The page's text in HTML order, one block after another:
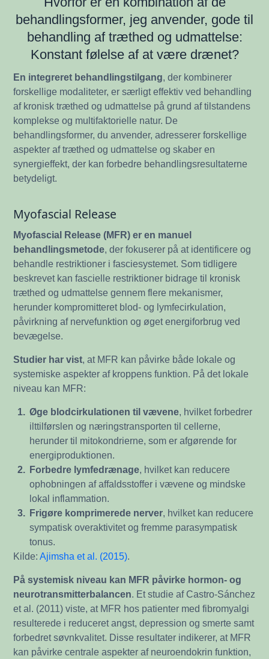
behandlingsformer, jeg anvender, gode til
behandling af træthed og udmattelse:
Konstant følelse af at være drænet?
En integreret behandlingstilgang, der kombinerer
forskellige modaliteter, er særligt effektiv ved behandling
af kronisk træthed og udmattelse på grund af tilstandens
komplekse og multifaktorielle natur. De
behandlingsformer, du anvender, adresserer forskellige
aspekter af træthed og udmattelse og skaber en
synergieffekt, der kan forbedre behandlingsresultaterne
betydeligt.
Myofascial Release
Myofascial Release (MFR) er en manuel
behandlingsmetode, der fokuserer på at identificere og
behandle restriktioner i fasciesystemet. Som tidligere
beskrevet kan fascielle restriktioner bidrage til kronisk
træthed og udmattelse gennem flere mekanismer,
herunder kompromitteret blod- og lymfecirkulation,
påvirkning af nervefunktion og øget energiforbrug ved
bevægelse.
Studier har vist, at MFR kan påvirke både lokale og
systemiske aspekter af kroppens funktion. På det lokale
niveau kan MFR:
1. Øge blodcirkulationen til vævene, hvilket forbedrer
ilttilførslen og næringstransporten til cellerne,
herunder til mitokondrierne, som er afgørende for
energiproduktionen.
2. Forbedre lymfedrænage, hvilket kan reducere
ophobningen af affaldsstoffer i vævene og mindske
lokal inflammation.
3. Frigøre komprimerede nerver, hvilket kan reducere
sympatisk overaktivitet og fremme parasympatisk
tonus.
Kilde:Ajimsha et al. (2015).
På systemisk niveau kan MFR påvirke hormon- og
neurotransmitterbalancen. Et studie af Castro-Sánchez
et al. (2011) viste, at MFR hos patienter med fibromyalgi
resulterede i reduceret angst, depression og smerte samt
forbedret søvnkvalitet. Disse resultater indikerer, at MFR
kan påvirke centrale aspekter af neuroendokrin funktion,